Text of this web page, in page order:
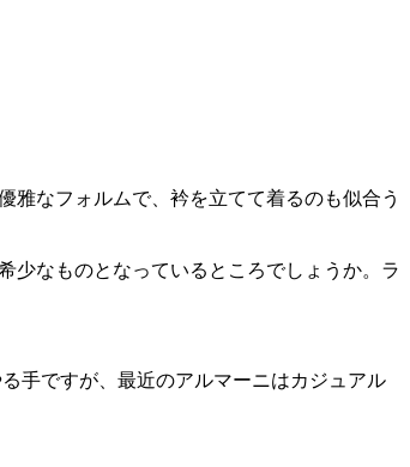
雅なフォルムで、衿を立てて着るのも似合う
少なものとなっているところでしょうか。ラ
手ですが、最近のアルマーニはカジュアル